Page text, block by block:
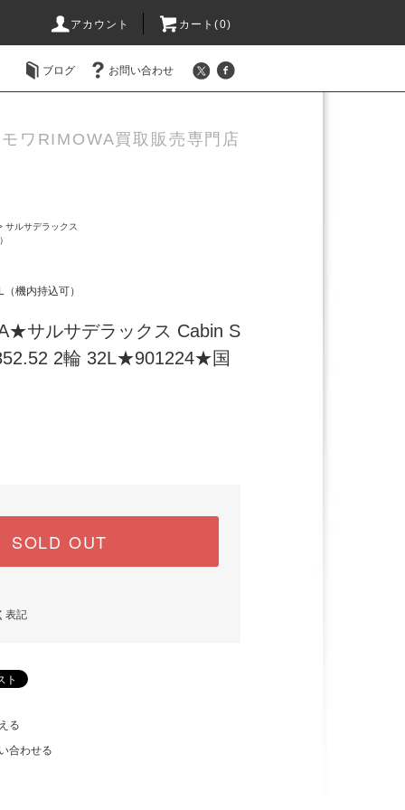
アカウント カート(0)
ブログ お問い合わせ
ワRIMOWA買取販売専門店
サルサデラックス
機内持込可）
サルサデラックス Cabin S
2輪 32L★901224★国
SOLD OUT
表記
る
合わせる